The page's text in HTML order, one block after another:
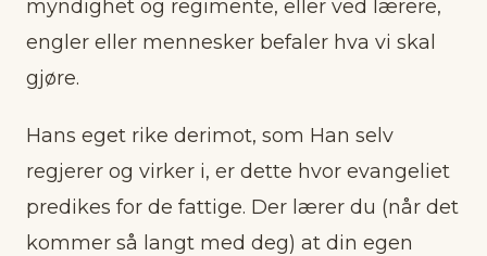
myndighet og regimente, eller ved lærere,
engler eller mennesker befaler hva vi skal
gjøre.
Hans eget rike derimot, som Han selv
regjerer og virker i, er dette hvor evangeliet
predikes for de fattige. Der lærer du (når det
kommer så langt med deg) at din egen